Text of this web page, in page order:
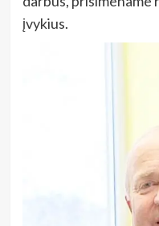
įvykius.